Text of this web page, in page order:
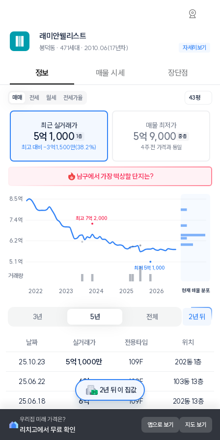
봉덕동 래미안웰리스트 아파트 시세·실거래가
래미안웰리스트는 봉덕동에 위치한 471세대 아파트로, 2010.06 입주
2026년 8월 6일 기준 34평형의 매매 시세는 4.3억, 전세는 2.5억입
인근 학군으로는 대구효명초등학교, 경일여자중학교, 경일여자고등학
최고 28층, 용적률 278%, 건폐율 15%의 단지입니다.
래미안웰리스트
래미안웰리스트
봉덕동 · 471세대 · 2010.06(17년차) 봉덕동 · 471세
자세히보기
정보 매물 시세 장단점
매매 전세 월세 전세가율 43평
최근 실거래가
5억 1,000 1층
최고 대비 -3억 1,500만(38.2%)
매물 최저가
5억 9,000 중층
4주 전 가격과 동일
남구에서 가장 떡상할 단지는?
2022 2023 2024 2025 2026
거래량
5.1억
6.2억
7.4억
8.5억
최고 7억 2,000
최저 5억 1,000
5.9억
1개
현재 매물 분포
3년 5년 전체 2년 뒤
날짜 실거래가 전용타입 위치
25.10.23 5억 1,000만 109F 202동 1층
25.06.22 6억 109F 103동 13층
25.06.18 6억 109F 202동 13층
25.03.25 109F 202동 9층
2년 뒤 이 집값
앱으로 보기 지도 보기